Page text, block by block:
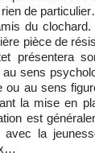
de
du clochard.
pièce de
présentera
sens
ou au sens
la mise en
est
la